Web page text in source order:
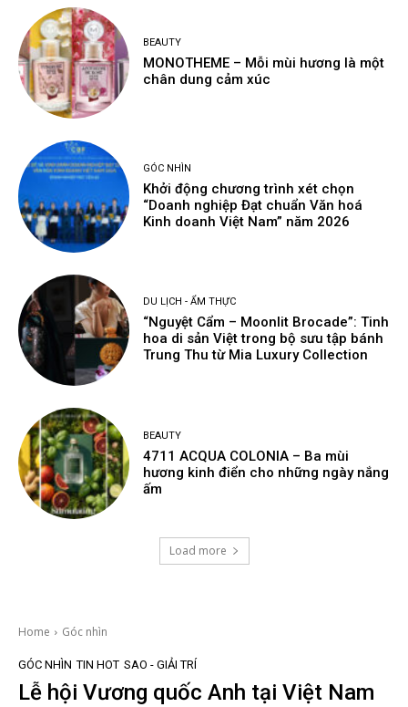
BEAUTY
MONOTHEME – Mỗi mùi hương là một
chân dung cảm xúc
GÓC NHÌN
Khởi động chương trình xét chọn
“Doanh nghiệp Đạt chuẩn Văn hoá
Kinh doanh Việt Nam” năm 2026
DU LỊCH - ẨM THỰC
“Nguyệt Cẩm – Moonlit Brocade”: Tinh
hoa di sản Việt trong bộ sưu tập bánh
Trung Thu từ Mia Luxury Collection
BEAUTY
4711 ACQUA COLONIA – Ba mùi
hương kinh điển cho những ngày nắng
ấm
Load more